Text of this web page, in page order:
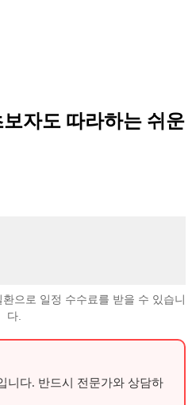
자도 따라하는 쉬운
으로 일정 수수료를 받을 수 있습니
다.
니다. 반드시 전문가와 상담하